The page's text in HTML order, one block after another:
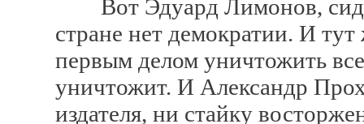
Вот Эдуард Лимонов, сидя
стране нет демократии. И
первым делом уничтожить
уничтожит. И Александр
издателя, ни стайку